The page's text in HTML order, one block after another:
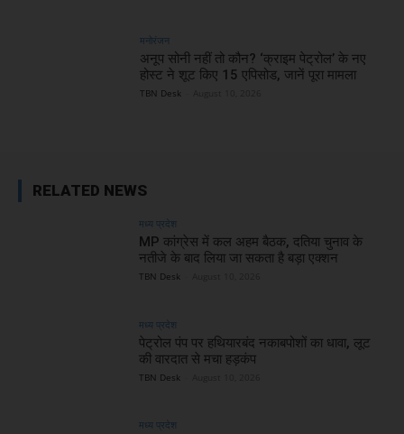
मनोरंजन
अनूप सोनी नहीं तो कौन? ‘क्राइम पेट्रोल’ के नए
होस्ट ने शूट किए 15 एपिसोड, जानें पूरा मामला
TBN Desk
RELATED NEWS
मध्य प्रदेश
MP कांग्रेस में कल अहम बैठक, दतिया चुनाव के
नतीजे के बाद लिया जा सकता है बड़ा एक्शन
TBN Desk
मध्य प्रदेश
पेट्रोल पंप पर हथियारबंद नकाबपोशों का धावा, लूट
की वारदात से मचा हड़कंप
TBN Desk
मध्य प्रदेश